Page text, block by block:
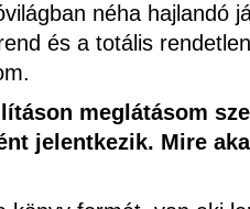
néha hajlandó
és a totális
meglátásom
jelentkezik. Mire